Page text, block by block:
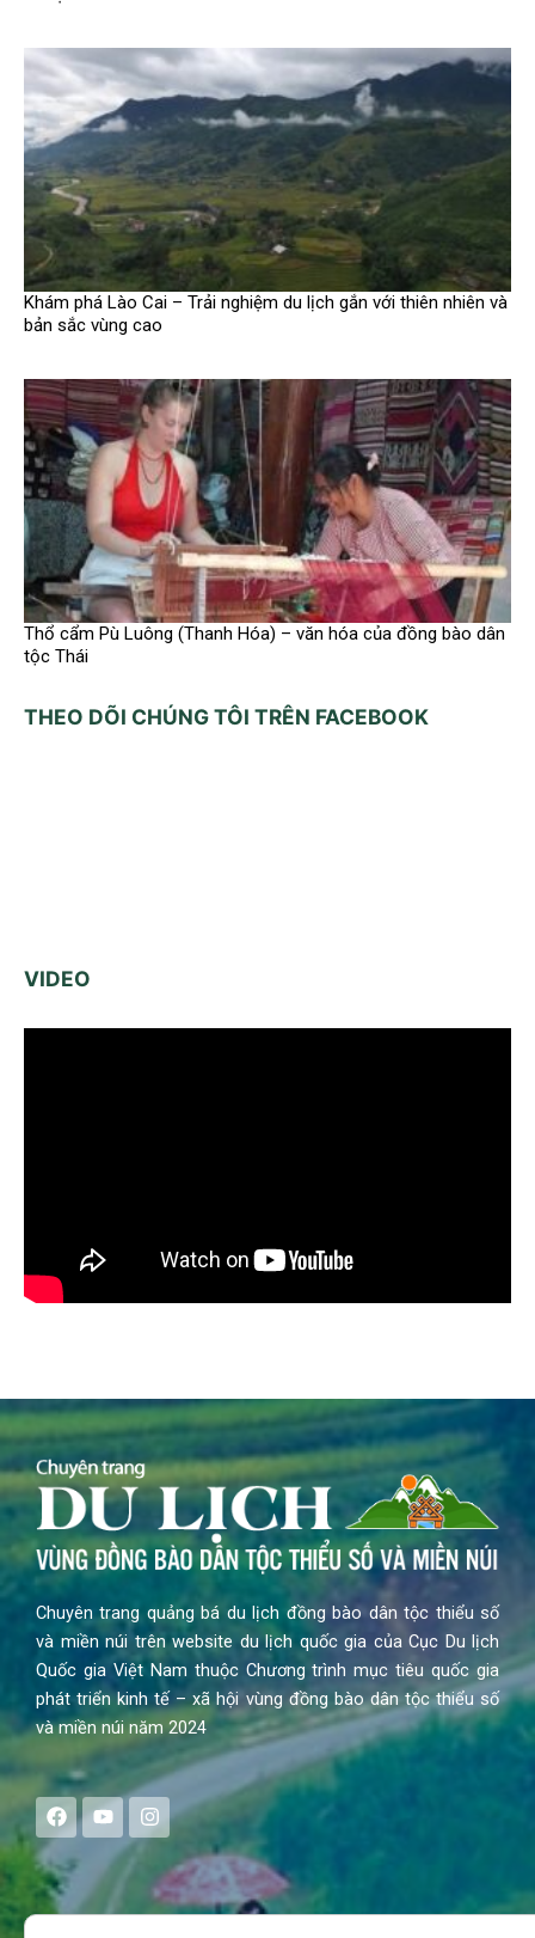
Khám phá Lào Cai – Trải nghiệm du lịch gắn với thiên nhiên và
bản sắc vùng cao
Thổ cẩm Pù Luông (Thanh Hóa) – văn hóa của đồng bào dân
tộc Thái
THEO DÕI CHÚNG TÔI TRÊN FACEBOOK
VIDEO
Chuyên trang quảng bá du lịch đồng bào dân tộc thiểu số
và miền núi trên website du lịch quốc gia của Cục Du lịch
Quốc gia Việt Nam thuộc Chương trình mục tiêu quốc gia
phát triển kinh tế – xã hội vùng đồng bào dân tộc thiểu số
và miền núi năm 2024
F
a
c
e
b
o
Y
o
u
t
u
b
I
n
s
a
g
Search